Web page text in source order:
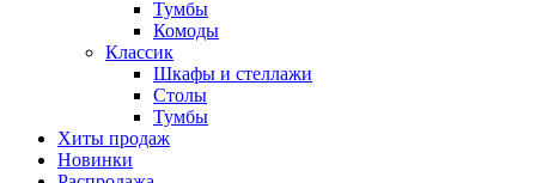
Тумбы
Комоды
Классик
Шкафы и стеллажи
Столы
Тумбы
Хиты продаж
Новинки